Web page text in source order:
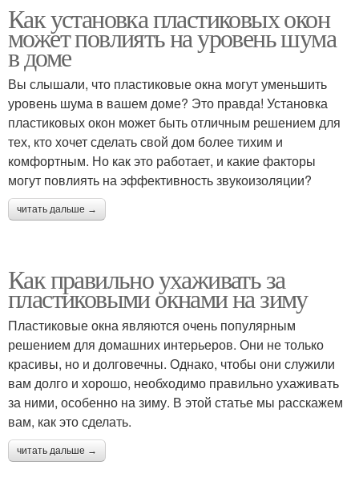
Как установка пластиковых окон
может повлиять на уровень шума
в доме
Вы слышали, что пластиковые окна могут уменьшить
уровень шума в вашем доме? Это правда! Установка
пластиковых окон может быть отличным решением для
тех, кто хочет сделать свой дом более тихим и
комфортным. Но как это работает, и какие факторы
могут повлиять на эффективность звукоизоляции?
читать дальше →
Как правильно ухаживать за
пластиковыми окнами на зиму
Пластиковые окна являются очень популярным
решением для домашних интерьеров. Они не только
красивы, но и долговечны. Однако, чтобы они служили
вам долго и хорошо, необходимо правильно ухаживать
за ними, особенно на зиму. В этой статье мы расскажем
вам, как это сделать.
читать дальше →